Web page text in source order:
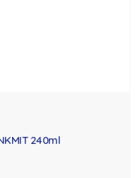
240ml